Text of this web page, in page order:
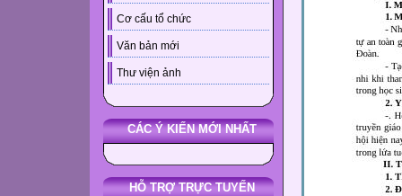
Cơ cấu tổ chức
Văn bản mới
Thư viện ảnh
CÁC Ý KIẾN MỚI NHẤT
HỖ TRỢ TRỰC TUYẾN